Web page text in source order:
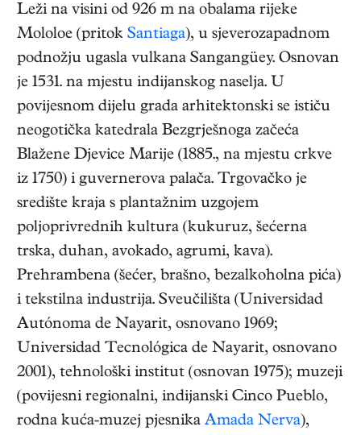
Leži na visini od 926 m na obalama rijeke
Mololoe (pritok Santiaga), u sjeverozapadnom
podnožju ugasla vulkana Sangangüey. Osnovan
je 1531. na mjestu indijanskog naselja. U
povijesnom dijelu grada arhitektonski se ističu
neogotička katedrala Bezgrješnoga začeća
Blažene Djevice Marije (1885., na mjestu crkve
iz 1750) i guvernerova palača. Trgovačko je
središte kraja s plantažnim uzgojem
poljoprivrednih kultura (kukuruz, šećerna
trska, duhan, avokado, agrumi, kava).
Prehrambena (šećer, brašno, bezalkoholna pića)
i tekstilna industrija. Sveučilišta (Universidad
Autónoma de Nayarit, osnovano 1969;
Universidad Tecnológica de Nayarit, osnovano
2001), tehnološki institut (osnovan 1975); muzeji
(povijesni regionalni, indijanski Cinco Pueblo,
rodna kuća-muzej pjesnika Amada Nerva),